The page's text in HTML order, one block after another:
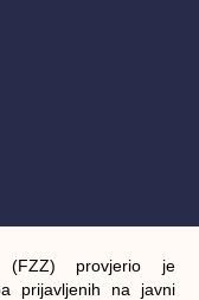
(FZZ) provjerio je
prijavljenih na javni